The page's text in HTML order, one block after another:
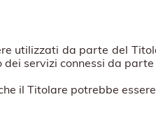
utilizzati da parte del
servizi connessi da parte
il Titolare potrebbe